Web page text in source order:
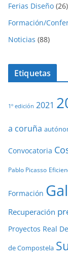
Ferias Diseño (26)
Formación/
Noticias (88)
Etiquetas
1º edición 2021
a coruña
Convocatoria
Pablo Picasso
Formación
Recuperación
Proyectos Real
de Compostela